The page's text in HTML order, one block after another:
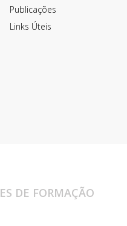
Publicações
Links Úteis
DE FORMAÇÃO